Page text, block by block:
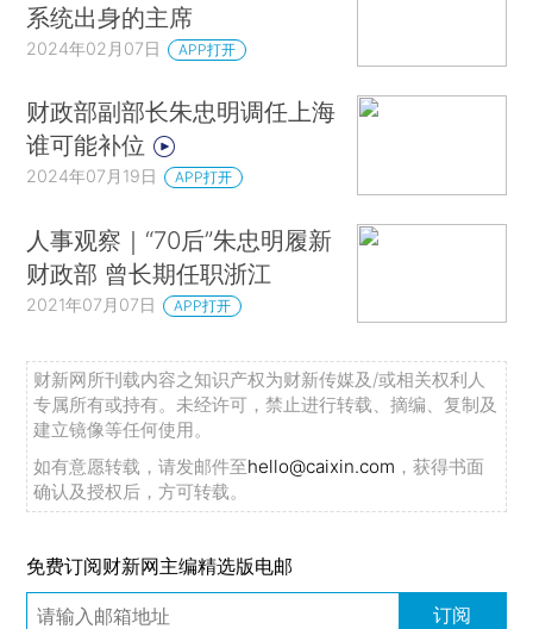
系统出身的主席
2024年02月07日 APP打开
财政部副部长朱忠明调任上海
谁可能补位
2024年07月19日 APP打开
人事观察｜“70后”朱忠明履新
财政部 曾长期任职浙江
2021年07月07日 APP打开
财新网所刊载内容之知识产权为财新传媒及/或相关权利人
专属所有或持有。未经许可，禁止进行转载、摘编、复制及
建立镜像等任何使用。
如有意愿转载，请发邮件至hello@caixin.com ，获得书面
确认及授权后，方可转载。
免费订阅财新网主编精选版电邮
订阅